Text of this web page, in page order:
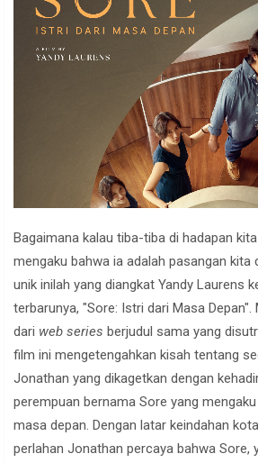
Bagaimana kalau tiba-tiba di hadapan
mengaku bahwa ia adalah pasangan kita
unik inilah yang diangkat Yandy Laurens
terbarunya, "Sore: Istri dari Masa Depan".
dari web series berjudul sama yang
film ini mengetengahkan kisah tentang
Jonathan yang dikagetkan dengan
perempuan bernama Sore yang
masa depan. Dengan latar keindahan
perlahan Jonathan percaya bahwa Sore,